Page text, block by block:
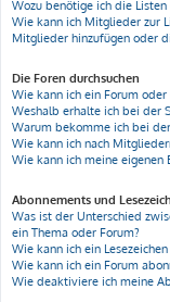
Wozu benötige ich die
Wie kann ich Mitglieder zur
Mitglieder hinzufügen oder
Die Foren durchsuchen
Wie kann ich ein Forum oder
Weshalb erhalte ich bei der
Warum bekomme ich bei
Wie kann ich nach
Wie kann ich meine eigenen
Abonnements und
Was ist der Unterschied
ein Thema oder Forum?
Wie kann ich ein
Wie kann ich ein Forum
Wie deaktiviere ich meine